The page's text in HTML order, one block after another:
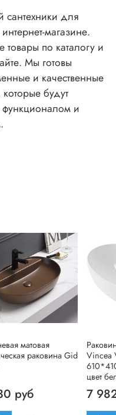
для
магазине.
по каталогу и
Мы готовы
и качественные
будут
и
матовая
раковина Gid
руб
Vincea
цвет
7